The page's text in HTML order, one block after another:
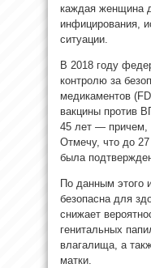
каждая женщина
инфицирования,
ситуации.
В 2018 году
контролю за
медикаментов
вакцины против
45 лет — причем,
Отмечу, что до
была
По данным этого
безопасна для
снижает
генитальных
влагалища, а
матки.